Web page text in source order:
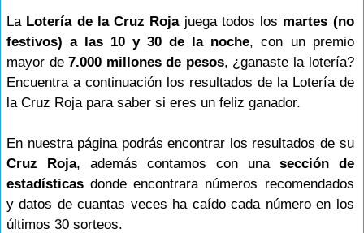
La Lotería de la Cruz Rojajuega todos los martes (no
festivos) a las 10 y 30 de la noche, con un premio
mayor de7.000 millones de pesos, ¿ganaste la lotería?
Encuentra a continuación los resultados de la Lotería de
la Cruz Roja para saber si eres un feliz ganador.
En nuestra página podrás encontrar los resultados de su
Cruz Roja, además contamos con una sección de
estadísticas donde encontrara números recomendados
y datos de cuantas veces ha caído cada número en los
últimos 30 sorteos.